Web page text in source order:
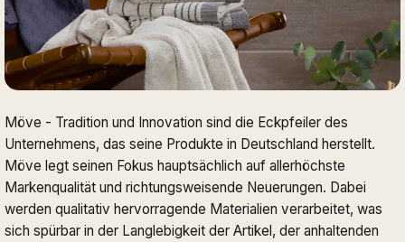
Möve - Tradition und Innovation sind die Eckpfeiler des
Unternehmens, das seine Produkte in Deutschland herstellt.
Möve legt seinen Fokus hauptsächlich auf allerhöchste
Markenqualität und richtungsweisende Neuerungen. Dabei
werden qualitativ hervorragende Materialien verarbeitet, was
sich spürbar in der Langlebigkeit der Artikel, der anhaltenden